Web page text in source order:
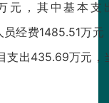
元，其中基本支
经费1485.51万元
支出435.69万元，